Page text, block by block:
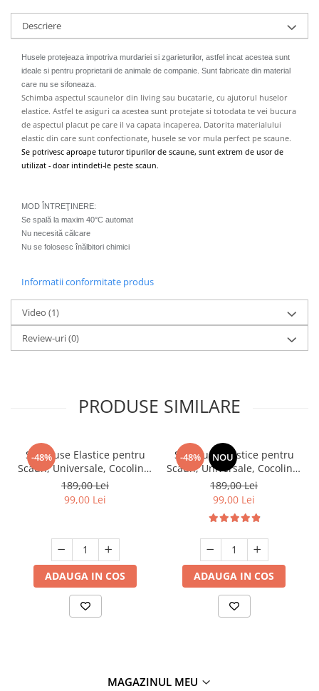
Descriere
Husele protejeaza impotriva murdariei si zgarieturilor, astfel incat acestea sunt
ideale si pentru proprietarii de animale de companie. Sunt fabricate din material
care nu se sifoneaza.
Schimba aspectul scaunelor din living sau bucatarie, cu ajutorul huselor
elastice. Astfel te asiguri ca acestea sunt protejate si totodata te vei bucura
de aspectul placut pe care il va capata incaperea. Datorita materialului
elastic din care sunt confectionate, husele se vor mula perfect pe scaune.
Se potrivesc aproape tuturor tipurilor de scaune, sunt extrem de usor de
utilizat - doar intindeti-le peste scaun.
MOD ÎNTREŢINERE:
Se spală la maxim 40°C automat
Nu necesită călcare
Nu se folosesc înălbitori chimici
Informatii conformitate produs
Video (1)
Review-uri(0)
PRODUSE SIMILARE
-48%
Set, Huse Elastice pentru
Scaun, Universale, Cocolino,
6 buc. Maro
189,00 Lei
99,00 Lei
ADAUGA IN COS
-48% NOU
Set, Huse Elastice pentru
Scaun, Universale, Cocolino,
6 buc, Ciocolatiu
189,00 Lei
99,00 Lei
ADAUGA IN COS
MAGAZINUL MEU